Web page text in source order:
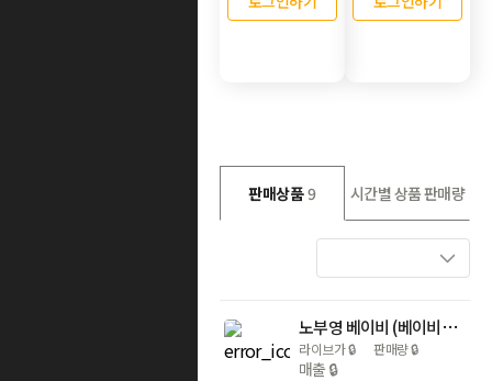
판매상품 9 시간별 상품 판매량
노부영 베이비 (베이비15+위씽+스팟+영상)
라이브가🔒 판매량🔒
매출 🔒